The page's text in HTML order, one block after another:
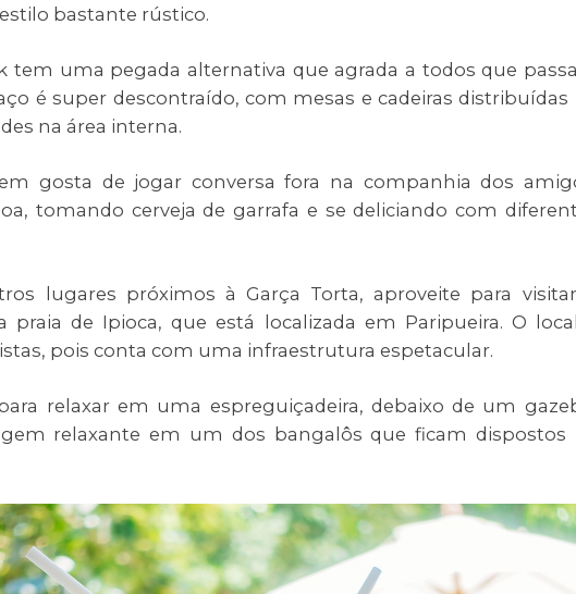
bastante rústico.
tem uma pegada alternativa que agrada a todos que
é super descontraído, com mesas e cadeiras distribuídas
na área interna.
gosta de jogar conversa fora na companhia dos
tomando cerveja de garrafa e se deliciando com
lugares próximos à Garça Torta, aproveite para
praia de Ipioca, que está localizada em Paripueira. O
pois conta com uma infraestrutura espetacular.
relaxar em uma espreguiçadeira, debaixo de um
relaxante em um dos bangalôs que ficam dispostos